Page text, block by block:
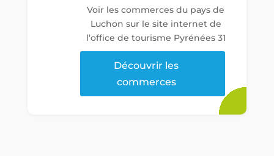
Voir les commerces du pays de
Luchon sur le site internet de
l’office de tourisme Pyrénées 31
Découvrir les
commerces